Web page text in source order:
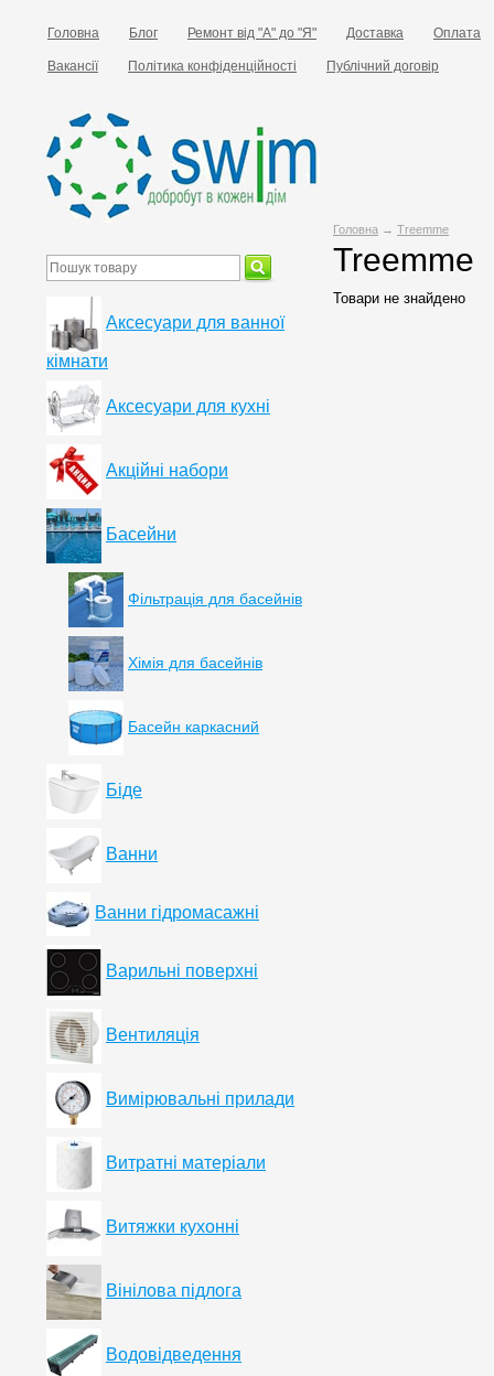
Головна Блог Ремонт від "А" до "Я" Доставка Оплата
Вакансії Політика конфіденційності Публічний договір
Головна → Treemme
Treemme
Товари не знайдено
Аксесуари для ванної
кімнати
Аксесуари для кухні
Акційні набори
Басейни
Фільтрація для басейнів
Хімія для басейнів
Басейн каркасний
Біде
Ванни
Ванни гідромасажні
Варильні поверхні
Вентиляція
Вимірювальні прилади
Витратні матеріали
Витяжки кухонні
Вінілова підлога
Водовідведення